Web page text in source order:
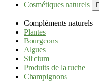
Cosmétiques naturels 
Compléments naturels
Plantes
Bourgeons
Algues
Silicium
Produits de la ruche
Champignons